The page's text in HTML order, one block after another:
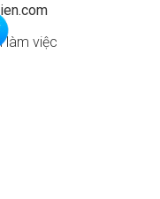
làm việc